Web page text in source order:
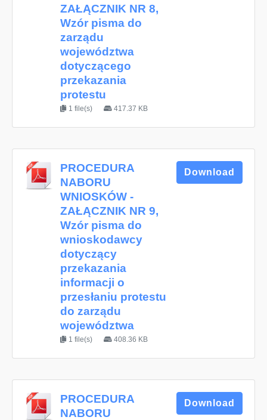
ZAŁĄCZNIK NR 8,
Wzór pisma do
zarządu
województwa
dotyczącego
przekazania
protestu
1 file(s) 417.37 KB
PROCEDURA
NABORU
WNIOSKÓW -
ZAŁĄCZNIK NR 9,
Wzór pisma do
wnioskodawcy
dotyczący
przekazania
informacji o
przesłaniu protestu
do zarządu
województwa
1 file(s) 408.36 KB
Download
PROCEDURA
NABORU
Download